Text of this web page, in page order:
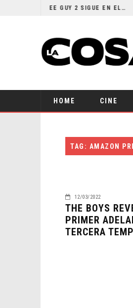
¿POR QUÉ FREE GUY 2 SIGUE EN EL LIMBO?
HOME CINE
TAG: AMAZON
12/03/2022
THE BOYS
PRIMER
TERCERA